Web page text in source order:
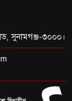
সুনামগঞ্জ-৩০০০।